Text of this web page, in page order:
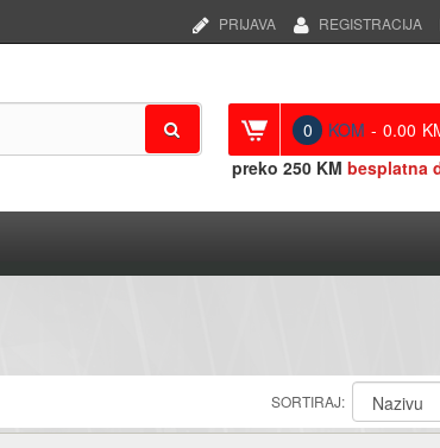
REGISTRACIJA
PRIJAVA
0 KOM - 0.00
preko 250 KM besplatna
SORTIRAJ: